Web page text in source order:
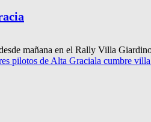
mañana en el Rally Villa
pilotos de Alta Graciala cumbre